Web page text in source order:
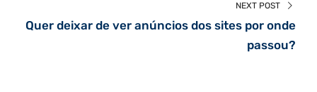
NEXT POST
Quer deixar de ver anúncios dos sites por onde
passou?